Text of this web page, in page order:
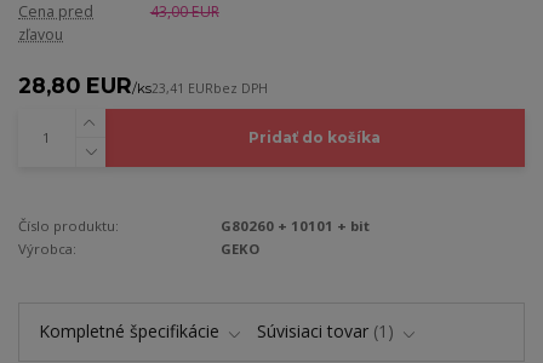
Cena pred
zľavou
43,00 EUR
28,80 EUR/ks23,41 EURbez DPH
Pridať do košíka
Číslo produktu:
G80260 + 10101 + bit
Výrobca:
GEKO
Kompletné špecifikácie Súvisiaci tovar 1